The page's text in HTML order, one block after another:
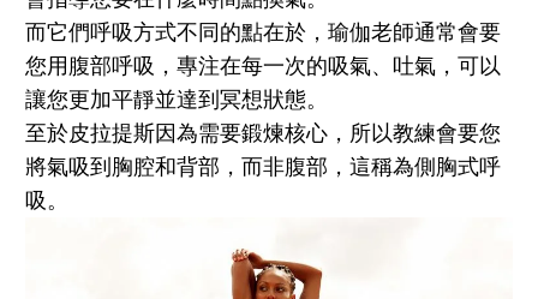
而它們呼吸方式不同的點在於，瑜伽老師通常會要
您用腹部呼吸，專注在每一次的吸氣、吐氣，可以
讓您更加平靜並達到冥想狀態。
至於皮拉提斯因為需要鍛煉核心，所以教練會要您
將氣吸到胸腔和背部，而非腹部，這稱為側胸式呼
吸。